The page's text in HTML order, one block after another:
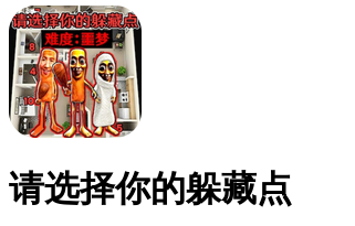
请选择你的躲藏点